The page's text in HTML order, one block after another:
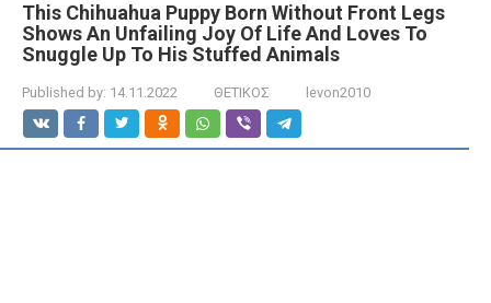
This Chihuahua Puppy Born Without Front Legs
Shows An Unfailing Joy Of Life And Loves To
Snuggle Up To His Stuffed Animals
Published by: 14.11.2022 ΘΕΤΙΚΟΣ levon2010